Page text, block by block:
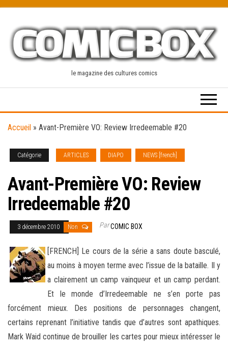
content
le magazine des cultures comics
Accueil » Avant-Première VO: Review Irredeemable #20
Catégorie ARTICLES DIAPO NEWS [french]
Avant-Première VO: Review
Irredeemable #20
3 décembre 2010 Non ParCOMIC BOX
[FRENCH] Le cours de la série a sans doute basculé,
au moins à moyen terme avec l’issue de la bataille. Il y
a clairement un camp vainqueur et un camp perdant.
Et le monde d’Irredeemable ne s’en porte pas
forcément mieux. Des positions de personnages changent,
certains reprenant l’initiative tandis que d’autres sont apathiques.
Mark Waid continue de brouiller les cartes pour mieux intéresser le